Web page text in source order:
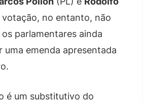
votação, no entanto, não
parlamentares ainda
uma emenda apresentada
é um substitutivo do